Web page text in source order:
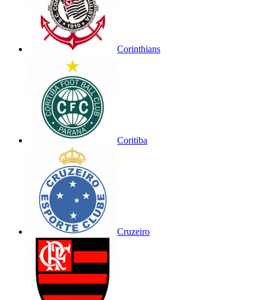
Corinthians
Coritiba
Cruzeiro